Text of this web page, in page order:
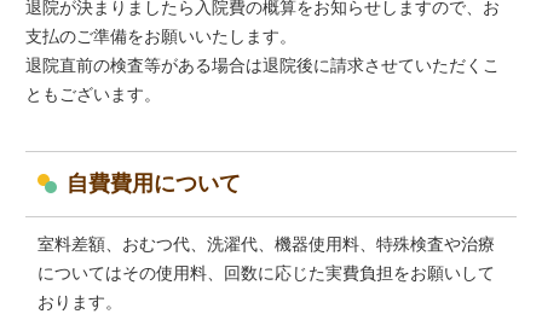
退院が決まりましたら入院費の概算をお知らせしますので、お
支払のご準備をお願いいたします。
退院直前の検査等がある場合は退院後に請求させていただくこ
ともございます。
自費費用について
室料差額、おむつ代、洗濯代、機器使用料、特殊検査や治療
についてはその使用料、回数に応じた実費負担をお願いして
おります。